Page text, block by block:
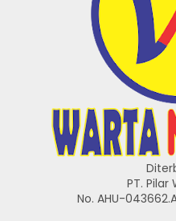
PT. Pilar
No. AHU-